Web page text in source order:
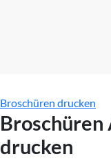
Broschüren drucken
Broschüren
drucken